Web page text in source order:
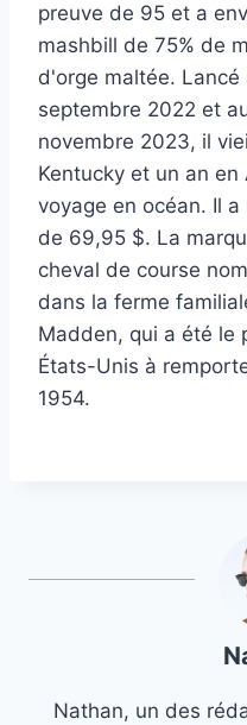
preuve de 95 et a
mashbill de 75% de
d'orge maltée. Lancé
septembre 2022 et
novembre 2023, il
Kentucky et un an
voyage en océan. Il
de 69,95 $. La
cheval de course
dans la ferme
Madden, qui a été le
États-Unis à
1954.
Nathan, un des